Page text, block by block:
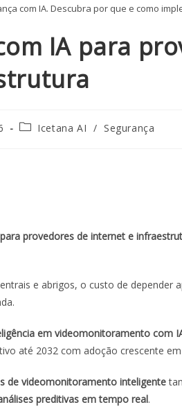
com IA. Descubra por que e como
IA para
Icetana AI / Segurança
para provedores de internet e
e abrigos, o custo de depender
em videomonitoramento com
até 2032 com adoção crescente
de videomonitoramento inteligente
preditivas em tempo real.